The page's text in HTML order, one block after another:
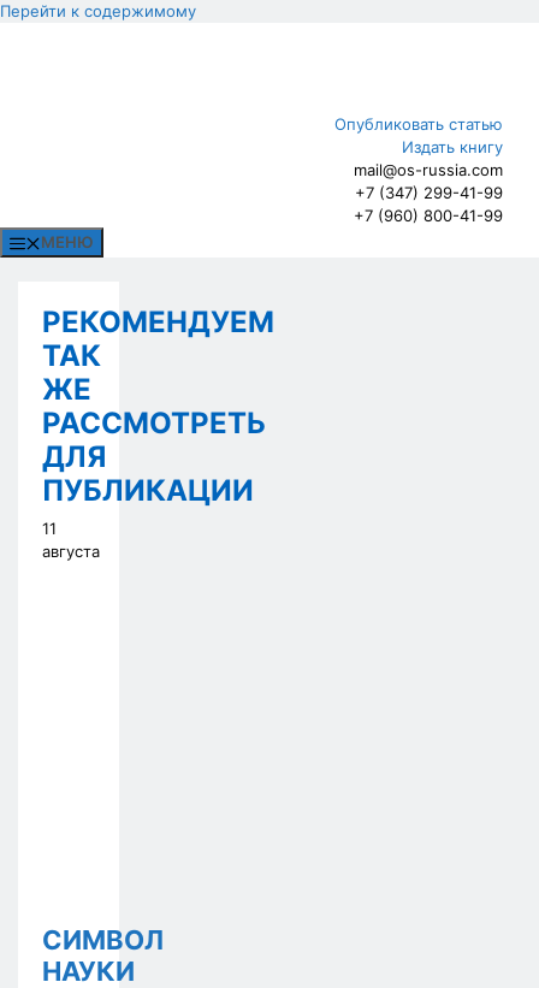
Перейти к содержимому
Опубликовать статью
Издать книгу
mail@os-russia.com
+7 (347) 299-41-99
+7 (960) 800-41-99
МЕНЮ
РЕКОМЕНДУЕМ
ТАК
ЖЕ
РАССМОТРЕТЬ
ДЛЯ
ПУБЛИКАЦИИ
11
августа
СИМВОЛ
НАУКИ